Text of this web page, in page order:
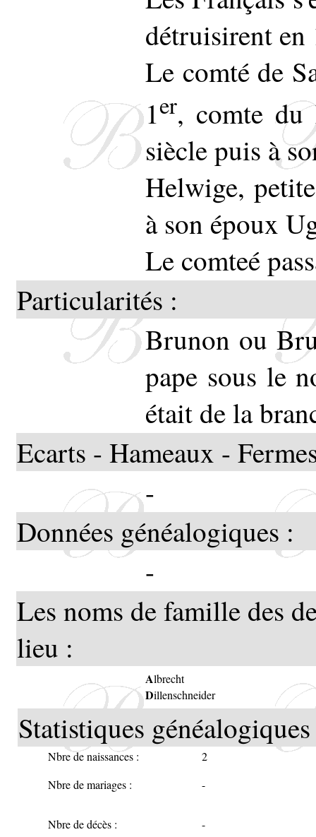
détruisirent en
Le comté de
1er, comte du
siècle puis à
Helwige,
à son époux
Le comteé
Particularités :
Brunon ou
pape sous le
était de la
Ecarts - Hameaux -
-
Données généalogiques :
-
Les noms de famille des
lieu :
Albrecht
Dillenschneider
Statistiques
Nbre de naissances :
2
Nbre de mariages :
-
Nbre de décès : -